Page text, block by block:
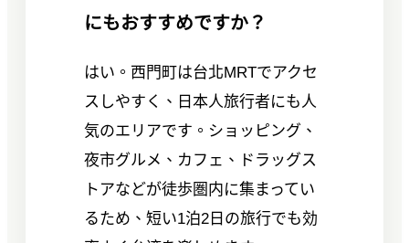
にもおすすめですか？
はい。西門町は台北MRTでアクセ
スしやすく、日本人旅行者にも人
気のエリアです。ショッピング、
夜市グルメ、カフェ、ドラッグス
トアなどが徒歩圏内に集まってい
るため、短い1泊2日の旅行でも効